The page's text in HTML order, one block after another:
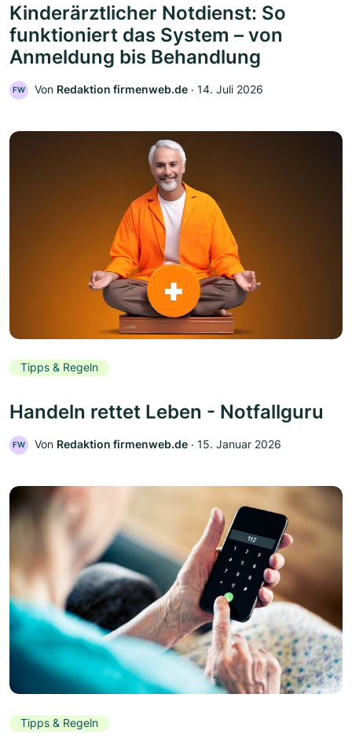
Kinderärztlicher Notdienst: So
funktioniert das System – von
Anmeldung bis Behandlung
FW Von Redaktion firmenweb.de ‧ 14. Juli 2026
Tipps & Regeln
Handeln rettet Leben - Notfallguru
FW Von Redaktion firmenweb.de ‧ 15. Januar 2026
Tipps & Regeln